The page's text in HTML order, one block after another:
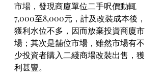
市場，發現商廈單位二手呎價動輒
7,000至8,000元，計及改裝成本後，
獲利水位不多，因而放棄投資商廈市
場；其次是舖位市場，雖然市場有不
少投資者購入二綫商場改裝出售，獲
利甚豐。